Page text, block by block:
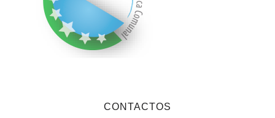
CONTACTOS